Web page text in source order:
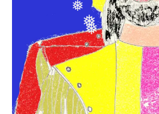
❅ ❅
❅
❅
❅
❅
❅